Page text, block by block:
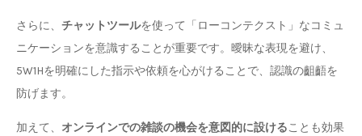
さらに、 チャットツールを使って「ローコンテクスト」なコミュ
ニケーションを意識することが重要です。曖昧な表現を避け、
5W1Hを明確にした指示や依頼を心がけることで、認識の齟齬を
防げます。
加えて、 オンラインでの雑談の機会を意図的に設けることも効果